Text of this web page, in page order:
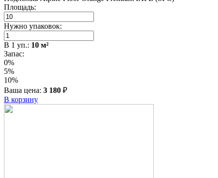
Площадь:
Нужно упаковок:
В 1 уп.: 10 м²
Запас:
0%
5%
10%
Ваша цена: 3 180 ₽
В корзину